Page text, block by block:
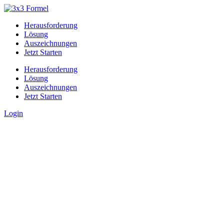
Herausforderung
Lösung
Auszeichnungen
Jetzt Starten
Herausforderung
Lösung
Auszeichnungen
Jetzt Starten
Login